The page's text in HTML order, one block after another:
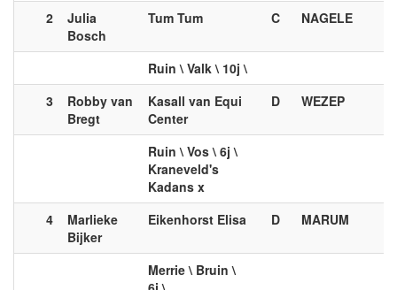
2
Julia
Bosch
Tum Tum C NAGELE
Ruin \ Valk \ 10j \
3
Robby van
Bregt
Kasall van Equi
Center
D WEZEP
Ruin \ Vos \ 6j \
Kraneveld's
Kadans x
4
Marlieke
Bijker
Eikenhorst Elisa D MARUM
Merrie \ Bruin \